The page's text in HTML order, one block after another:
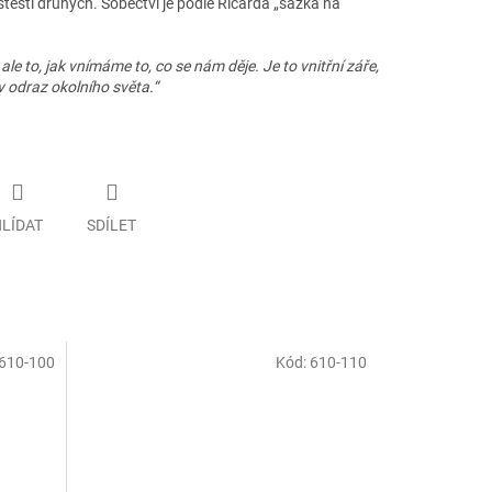
druhých. Sobectví je podle Ricarda „sázka na
to, jak vnímáme to, co se nám děje. Je to vnitřní záře,
odraz okolního světa.“
SDÍLET
100 Kód: 610-110